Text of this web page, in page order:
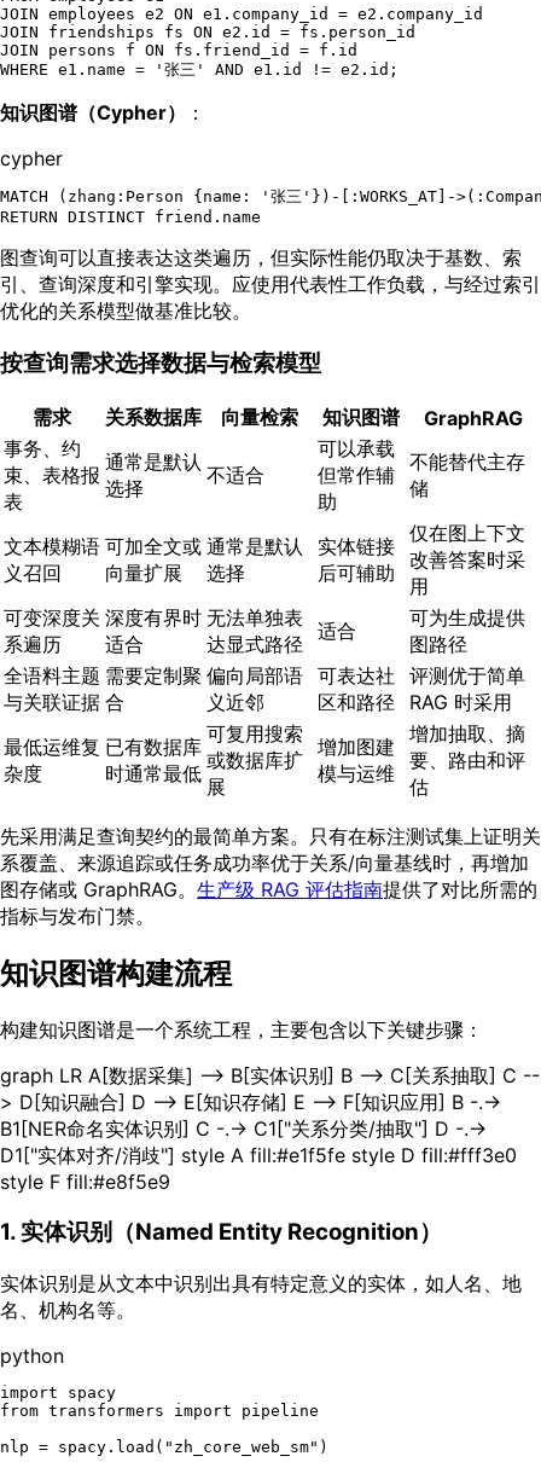
JOIN employees e2 ON e1.company_id =
JOIN friendships fs ON e2.id =
JOIN persons f ON fs.friend_id =
WHERE e1.name = '张三' AND e1.id !=
知识图谱（Cypher）
：
cypher
MATCH (zhang:Person {name: '张三'})-[:WORKS_AT]-
图查询可以直接表达这类遍历，但实际性能仍取决于基数、索
引、查询深度和引擎实现。应使用代表性工作负载，与经过索引
优化的关系模型做基准比较。
按查询需求选择数据与检索模型
需求 关系数据库 向量检索 知识图谱
GraphRAG
事务、约
束、表格报
表
通常是默认
选择
不适合
可以承载
但常作辅
助
不能替代主存
储
文本模糊语
义召回
可加全文或
向量扩展
通常是默认
选择
实体链接
后可辅助
仅在图上下文
改善答案时采
用
可变深度关
系遍历
深度有界时
适合
无法单独表
达显式路径
适合
可为生成提供
图路径
全语料主题
与关联证据
需要定制聚
合
偏向局部语
义近邻
可表达社
区和路径
评测优于简单
RAG 时采用
最低运维复
杂度
已有数据库
时通常最低
可复用搜索
或数据库扩
展
增加图建
模与运维
增加抽取、摘
要、路由和评
估
先采用满足查询契约的最简单方案。只有在标注测试集上证明关
系覆盖、来源追踪或任务成功率优于关系/向量基线时，再增加
图存储或 GraphRAG。 生产级 RAG 评估指南提供了对比所需的
指标与发布门禁。
知识图谱构建流程
构建知识图谱是一个系统工程，主要包含以下关键步骤：
graph LR A[数据采集] --> B[实体识别] B --> C[关系抽取] C --
> D[知识融合] D --> E[知识存储] E --> F[知识应用] B -.->
B1[NER命名实体识别] C -.-> C1["关系分类/抽取"] D -.->
D1["实体对齐/消歧"] style A fill:#e1f5fe style D fill:#fff3e0
style F fill:#e8f5e9
1. 实体识别（Named Entity Recognition）
实体识别是从文本中识别出具有特定意义的实体，如人名、地
名、机构名等。
python
import
from transformers import pipeline
nlp = spacy.load( "zh_core_web_sm" )